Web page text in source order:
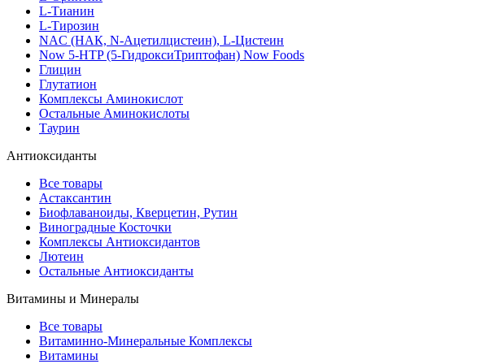
L-Тианин
L-Тирозин
NAC (НАК, N-Ацетилцистеин), L-Цистеин
Now 5-HTP (5-ГидроксиТриптофан) Now Foods
Глицин
Глутатион
Комплексы Аминокислот
Остальные Аминокислоты
Таурин
Антиоксиданты
Все товары
Астаксантин
Биофлаваноиды, Кверцетин, Рутин
Виноградные Косточки
Комплексы Антиоксидантов
Лютеин
Остальные Антиоксиданты
Витамины и Минералы
Все товары
Витаминно-Минеральные Комплексы
Витамины